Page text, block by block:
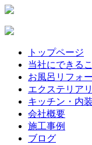
トップページ
当社にできる
お風呂リフォ
エクステリア
キッチン・内
会社概要
施工事例
ブログ